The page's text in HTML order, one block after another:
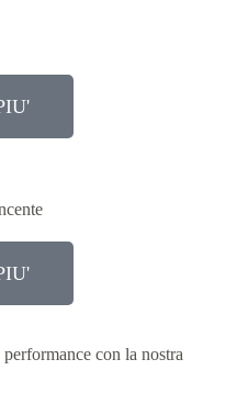
con la nostra